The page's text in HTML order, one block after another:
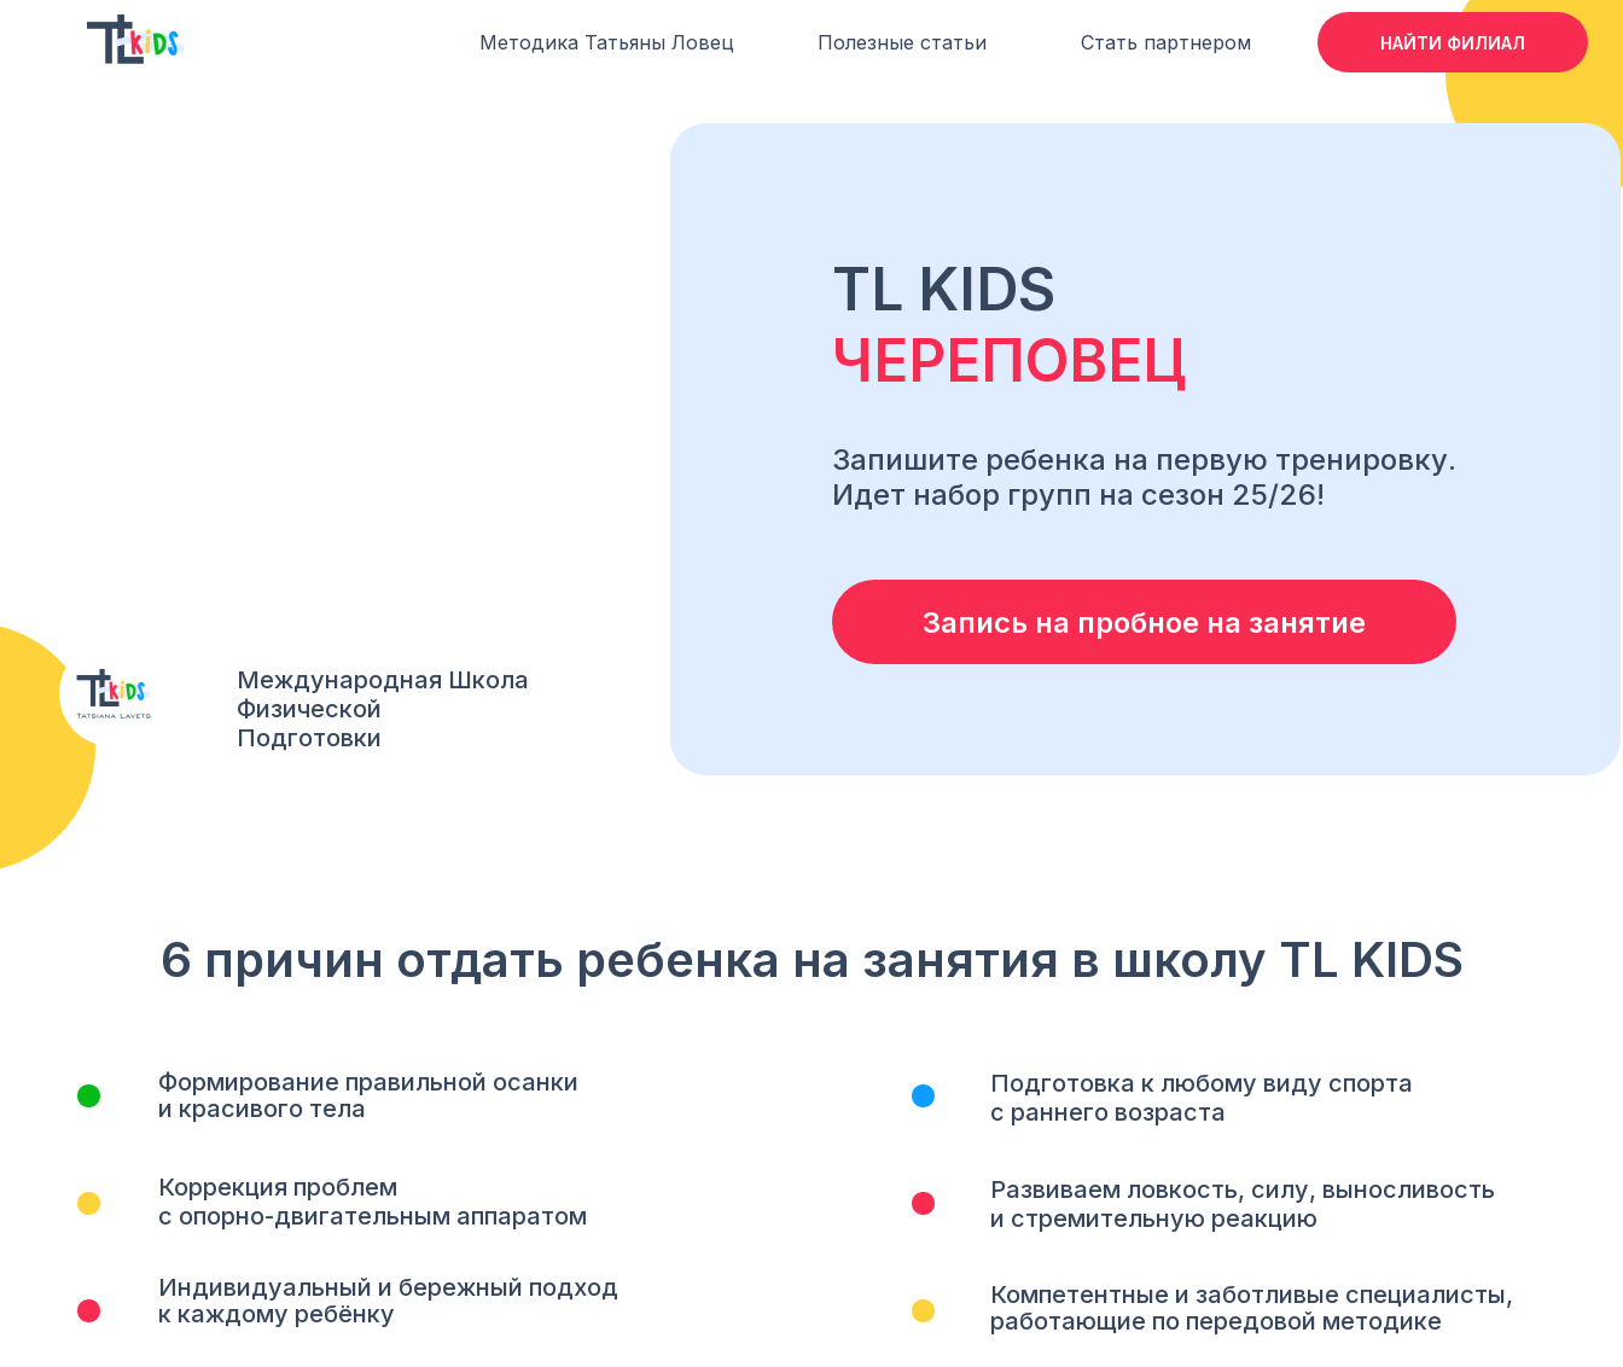
Методика Татьяны Ловец Стать партнером
Полезные статьи НАЙТИ ФИЛИАЛ
Запишите ребенка на первую тренировку.
Идет набор групп на сезон 25/26!
TL KIDS
ЧЕРЕПОВЕЦ
Запись на пробное на занятие
Международная Школа
Физической
Подготовки
6 причин отдать ребенка на занятия в школу TL KIDS
Подготовка к любому виду спорта
с раннего возраста
Формирование правильной осанки
и красивого тела
Развиваем ловкость, силу, выносливость
и стремительную реакцию
Коррекция проблем
с опорно-двигательным аппаратом
Компетентные и заботливые специалисты,
работающие по передовой методике
Индивидуальный и бережный подход
к каждому ребёнку